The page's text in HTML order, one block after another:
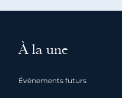
À la une
Évènements futurs